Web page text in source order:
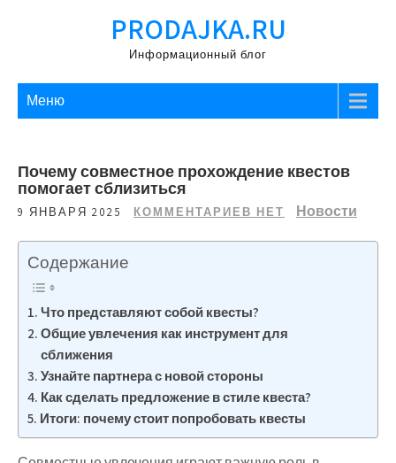
PRODAJKA.RU
Информационный блог
Меню
Почему совместное прохождение квестов
помогает сблизиться
9 ЯНВАРЯ 2025 КОММЕНТАРИЕВ НЕТ Новости
Содержание
Что представляют собой квесты?
Общие увлечения как инструмент для
сближения
Узнайте партнера с новой стороны
Как сделать предложение в стиле квеста?
Итоги: почему стоит попробовать квесты